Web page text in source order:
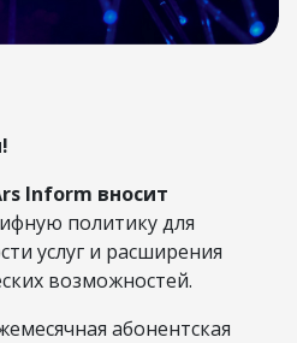
Inform вносит
политику для
услуг и расширения
возможностей.
абонентская